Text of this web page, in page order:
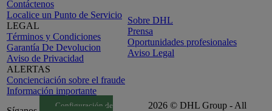
Contáctenos
Localice un Punto de Servicio
LEGAL
Términos y Condiciones
Garantía De Devolucion
Aviso de Privacidad
ALERTAS
Concienciación sobre el fraude
Información importante
Sobre DHL
Prensa
Oportunidades profesionales
Aviso Legal
Configuración de
2026 © DHL Group - All